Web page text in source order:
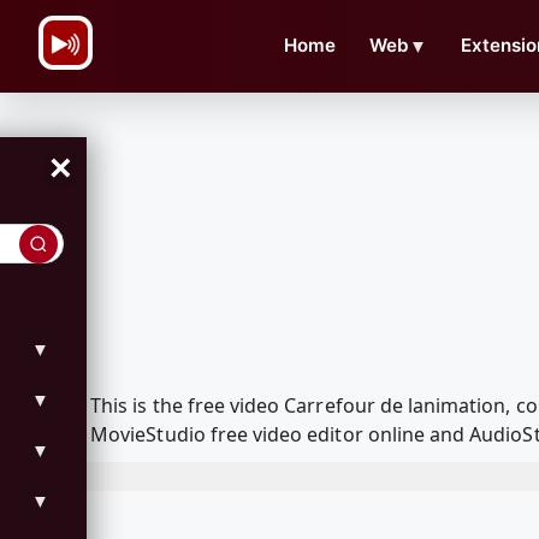
Home Web ▼
×
▼
▼
▼
▼
This is the free video Carrefour de lanimation,
MovieStudio free video editor online and